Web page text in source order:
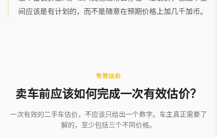
间应该是有计划的，而不是随意在预期价格上加几千加币。
有效估价
卖车前应该如何完成一次有效估价？
一次有效的二手车估价，不应该只给出一个数字。车主真正需要了
解的，至少包括三个不同价格。